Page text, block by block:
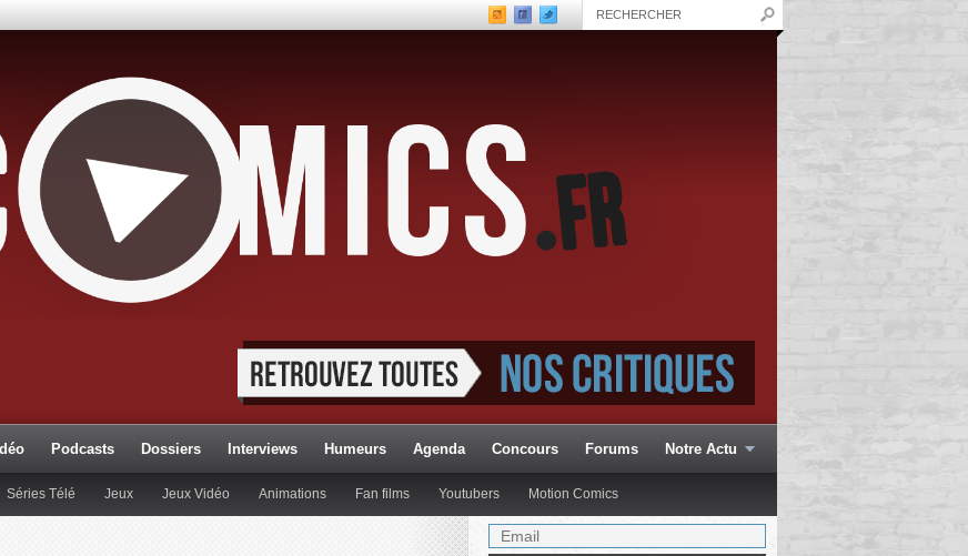
Podcasts Dossiers Interviews Humeurs Agenda Concours Forums Notre Actu
Séries Télé Jeux Jeux Vidéo Animations Fan films Youtubers Motion Comics